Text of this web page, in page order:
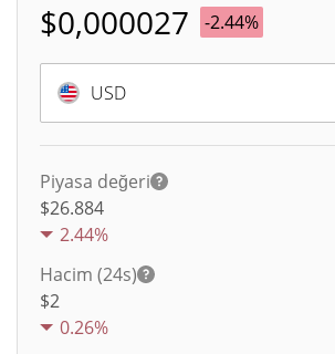
$0,000027 -2.44%
USD
Piyasa değeri
$26.884
2.44%
Hacim (24s)
$2
0.26%